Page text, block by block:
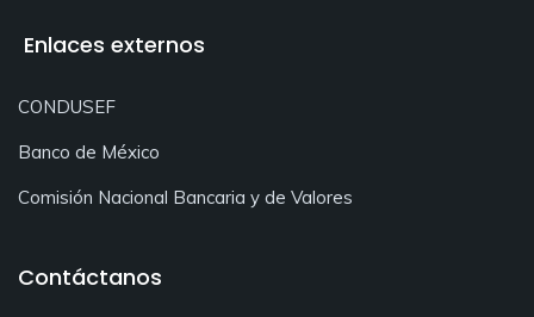
Enlaces externos
CONDUSEF
Banco de México
Comisión Nacional Bancaria y de Valores
Contáctanos